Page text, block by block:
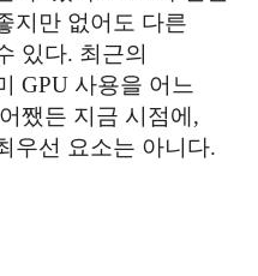
지만 없어도 다른
있다. 최근의
GPU 사용을 어느
쨌든 지금 시점에,
우선 요소는 아니다.